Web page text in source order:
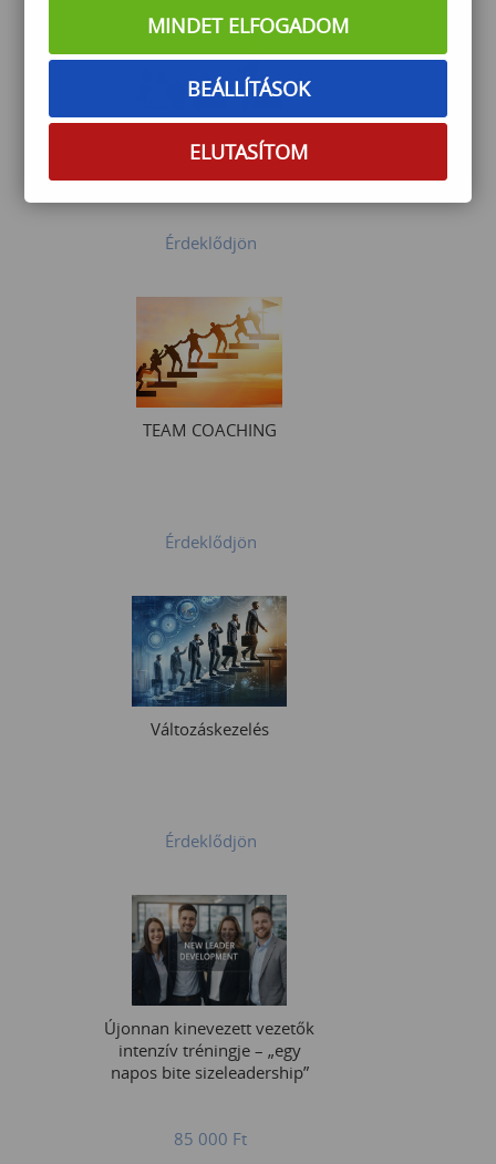
Érdeklődjön
TEAM COACHING
Érdeklődjön
Változáskezelés
Érdeklődjön
Újonnan kinevezett vezetők
intenzív tréningje – „egy
napos bite sizeleadership”
85 000 Ft
MINDET ELFOGADOM
BEÁLLÍTÁSOK
ELUTASÍTOM